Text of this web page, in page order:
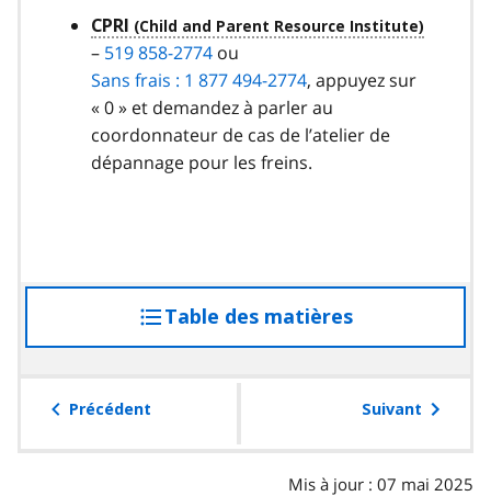
CPRI
– 519 858-2774 ou
Sans frais : 1 877 494-2774, appuyez sur
« 0 » et demandez à parler au
coordonnateur de cas de l’atelier de
dépannage pour les freins.
Table des matières
à
table
Précédent Suivant
Mis à jour : 07 mai 2025